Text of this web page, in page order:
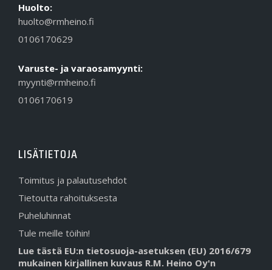
Huolto:
huolto@rmheino.fi
0106170629
Varuste- ja varaosamyynti:
myynti@rmheino.fi
0106170619
LISÄTIETOJA
Toimitus ja palautusehdot
Tietoutta rahoituksesta
Puheluhinnat
Tule meille töihin!
Lue tästä EU:n tietosuoja-asetuksen (EU) 2016/679
mukainen kirjallinen kuvaus R.M. Heino Oy'n